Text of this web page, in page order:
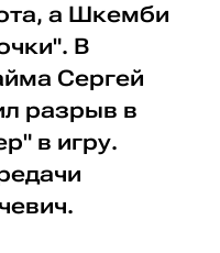
а Шкемби
В
Сергей
разрыв в
в игру.